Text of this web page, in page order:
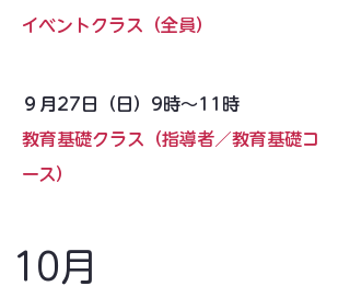
イベントクラス（全員）
９月27日（日）9時〜11時
教育基礎クラス（指導者／教育基礎コ
ース）
10月